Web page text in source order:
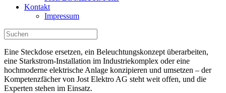
Kontakt
Impressum
Eine Steckdose ersetzen, ein Beleuchtungskonzept überarbeiten,
eine Starkstrom-Installation im Industriekomplex oder eine
hochmoderne elektrische Anlage konzipieren und umsetzen – der
Kompetenzfächer von Jost Elektro AG steht weit offen, und die
Experten stehen im Einsatz.